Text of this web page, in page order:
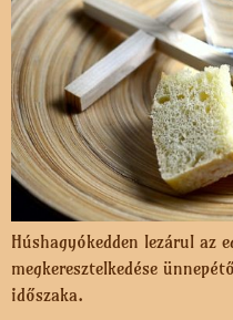
Húshagyókedden lezárul az
megkeresztelkedése
időszaka.